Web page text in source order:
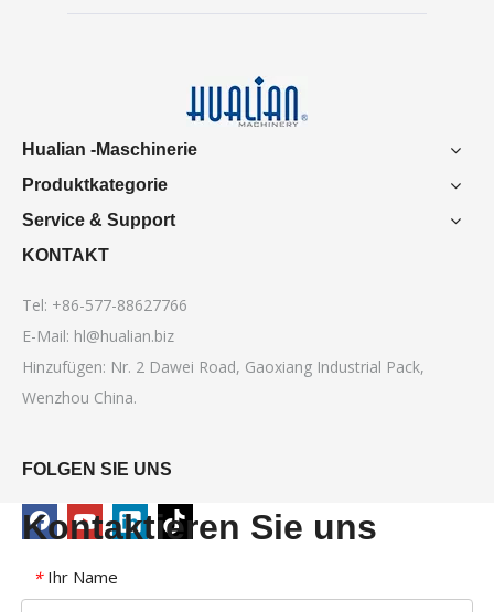
Hualian -Maschinerie
Produktkategorie
Service & Support
KONTAKT
Tel: +86-577-88627766
E-Mail: hl@hualian.biz
Hinzufügen: Nr. 2 Dawei Road, Gaoxiang Industrial Pack,
Wenzhou China.
FOLGEN SIE UNS
Kontaktieren Sie uns
* Ihr Name